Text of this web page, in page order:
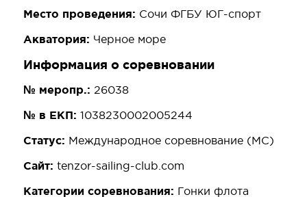
Место проведения: Сочи ФГБУ ЮГ-спорт
Акватория: Черное море
Информация о соревновании
№ меропр.: 26038
№ в ЕКП: 1038230002005244
Статус: Международное соревнование (МС)
Сайт: tenzor-sailing-club.com
Категории соревнования: Гонки флота